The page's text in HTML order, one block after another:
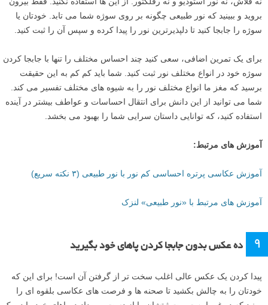
سپس… کار خود را شروع کنید!دوربین را در دست نگه دارید ، و هر موقع
چیزی دیدید که آن را دوست داشتید، فقط دوربین را به آن سمت گرفته و
حداقل در ابتدا، اما به مرور زمان یاد خواهید گرفت که از دوربین خود برای
کنید.
نه فلاش، نه نور استودیو و نه رفلکتور. از این ها استفاده نکنید. فقط بیرون
سوژه را جابجا کنید تا دلپذیرترین نور را پیدا کرده و سپس آن را ثبت کنید.